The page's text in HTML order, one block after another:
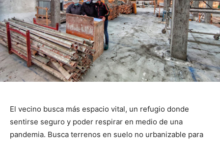
El vecino busca más espacio vital, un refugio donde
sentirse seguro y poder respirar en medio de una
pandemia. Busca terrenos en suelo no urbanizable para